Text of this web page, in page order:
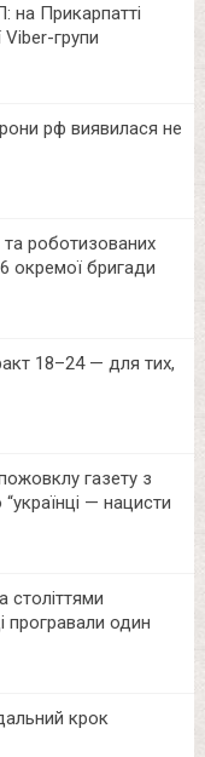
на Прикарпатті
Viber-групи
рф виявилася не
роботизованих
окремої бригади
18–24 — для тих,
газету з
— нацисти
програвали один
крок